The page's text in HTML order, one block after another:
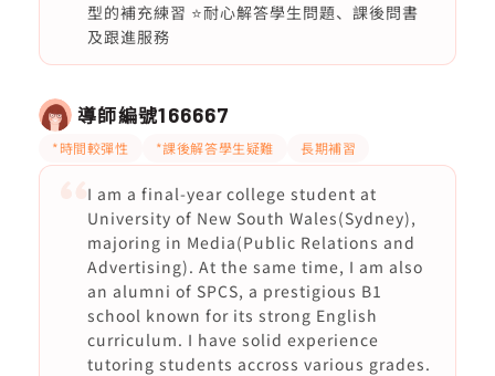
型的補充練習 ⭐️耐心解答學生問題、課後問書
及跟進服務
導師編號166667
*時間較彈性 *課後解答學生疑難 長期補習
I am a final-year college student at
University of New South Wales(Sydney),
majoring in Media(Public Relations and
Advertising). At the same time, I am also
an alumni of SPCS, a prestigious B1
school known for its strong English
curriculum. I have solid experience
tutoring students accross various grades.